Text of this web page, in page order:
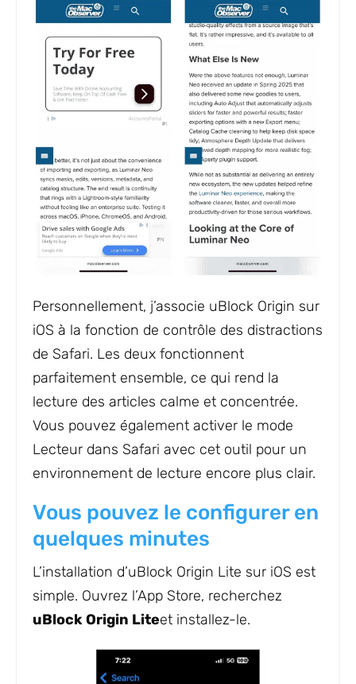
Personnellement, j’associe uBlock Origin sur
iOS à la fonction de contrôle des distractions
de Safari. Les deux fonctionnent
parfaitement ensemble, ce qui rend la
lecture des articles calme et concentrée.
Vous pouvez également activer le mode
Lecteur dans Safari avec cet outil pour un
environnement de lecture encore plus clair.
Vous pouvez le configurer en
quelques minutes
L’installation d’uBlock Origin Lite sur iOS est
simple. Ouvrez l’App Store, recherchez
uBlock Origin Liteet installez-le.